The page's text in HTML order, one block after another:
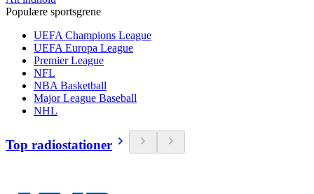
Populære sportsgrene
UEFA Champions League
UEFA Europa League
Premier League
NFL
NBA Basketball
Major League Baseball
NHL
Top radiostationer